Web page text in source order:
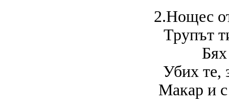
2.Нощес
Трупът
Убих те,
Макар и